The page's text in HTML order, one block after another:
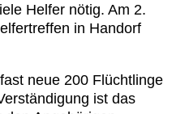
Helfer nötig. Am 2.
in Handorf
neue 200 Flüchtlinge
ist das